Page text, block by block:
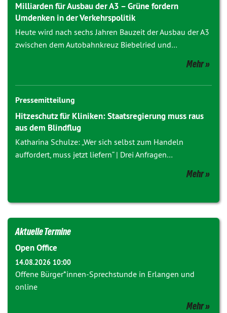
Milliarden für Ausbau der A3 – Grüne fordern
Umdenken in der Verkehrspolitik
Heute wird nach sechs Jahren Bauzeit der Ausbau der A3
zwischen dem Autobahnkreuz Biebelried und…
Mehr
Pressemitteilung
Hitzeschutz für Kliniken: Staatsregierung muss raus
aus dem Blindflug
Katharina Schulze: „Wer sich selbst zum Handeln
auffordert, muss jetzt liefern“ | Drei Anfragen…
Mehr
Aktuelle Termine
Open Office
14.08.2026 10:00
Offene Bürger*innen-Sprechstunde in Erlangen und
online
Mehr